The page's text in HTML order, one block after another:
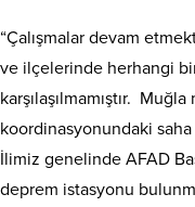
“Çalışmalar devam
ve ilçelerinde herhangi
karşılaşılmamıştır. Muğla
koordinasyonundaki saha
İlimiz genelinde AFAD
deprem istasyonu